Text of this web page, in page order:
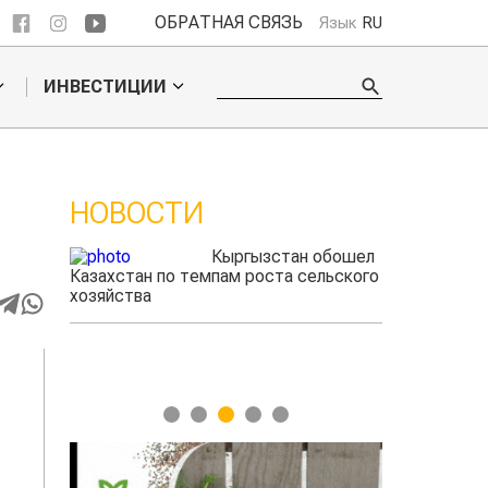
ОБРАТНАЯ СВЯЗЬ Язык RU
ИНВЕСТИЦИИ
НОВОСТИ
Ученые нашли
способ повысить
1 2 3 4 5